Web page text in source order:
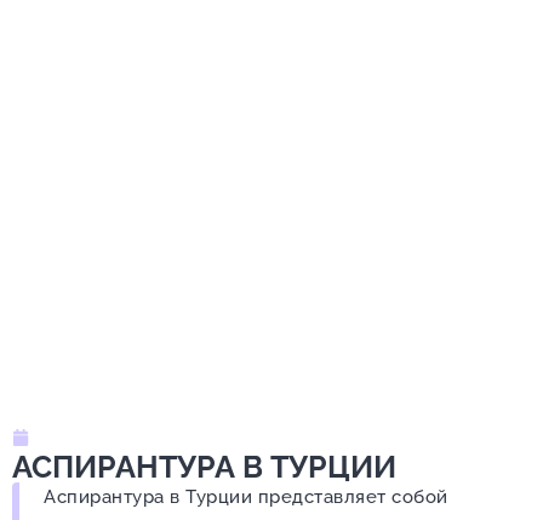
АСПИРАНТУРА В ТУРЦИИ
Аспирантура в Турции представляет собой